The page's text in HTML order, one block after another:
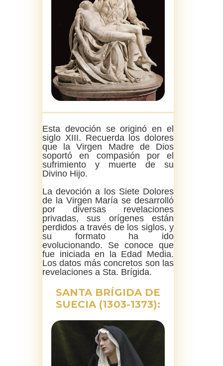
Esta devoción se originó en el
siglo XIII. Recuerda los dolores
que la Virgen Madre de Dios
soportó en compasión por el
sufrimiento y muerte de su
Divino Hijo.
La devoción a los Siete Dolores
de la Virgen María se desarrolló
por diversas revelaciones
privadas, sus orígenes están
perdidos a través de los siglos, y
su formato ha ido
evolucionando. Se conoce que
fue iniciada en la Edad Media.
Los datos más concretos son las
revelaciones a Sta. Brígida.
SANTA BRÍGIDA DE
SUECIA (1303-1373):